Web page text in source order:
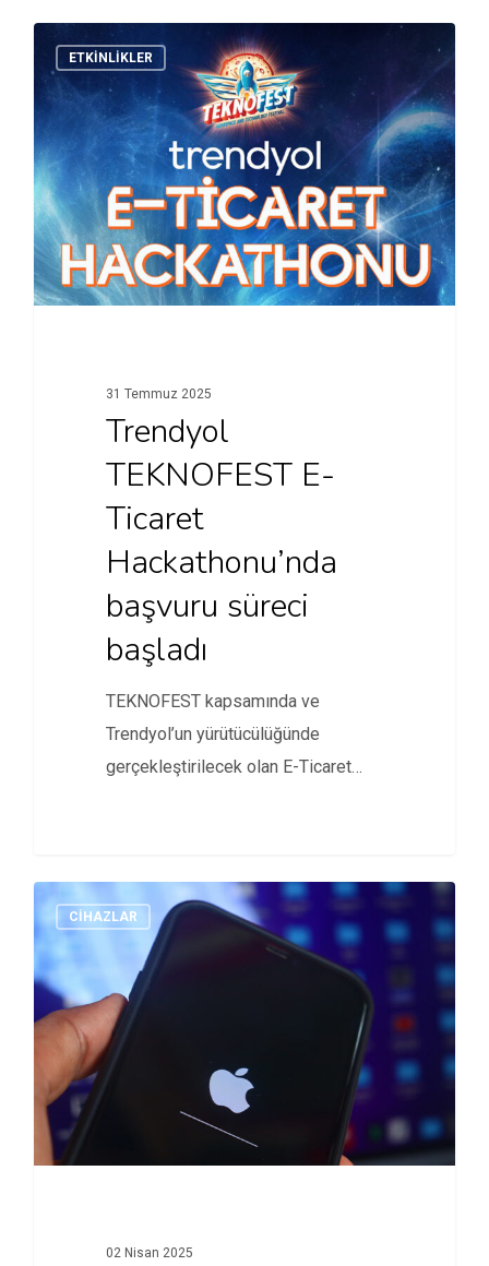
ETKINLIKLER
31 Temmuz 2025
Trendyol
TEKNOFEST E-
Ticaret
Hackathonu’nda
başvuru süreci
başladı
TEKNOFEST kapsamında ve
Trendyol’un yürütücülüğünde
gerçekleştirilecek olan E-Ticaret
CİHAZLAR
02 Nisan 2025